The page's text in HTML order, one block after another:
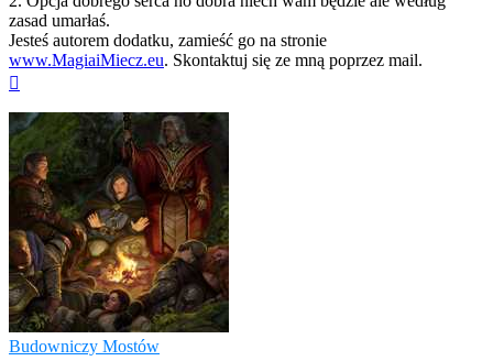
zasad umarłaś.
Jesteś autorem dodatku, zamieść go na stronie
www.MagiaiMiecz.eu. Skontaktuj się ze mną poprzez mail.
Budowniczy Mostów